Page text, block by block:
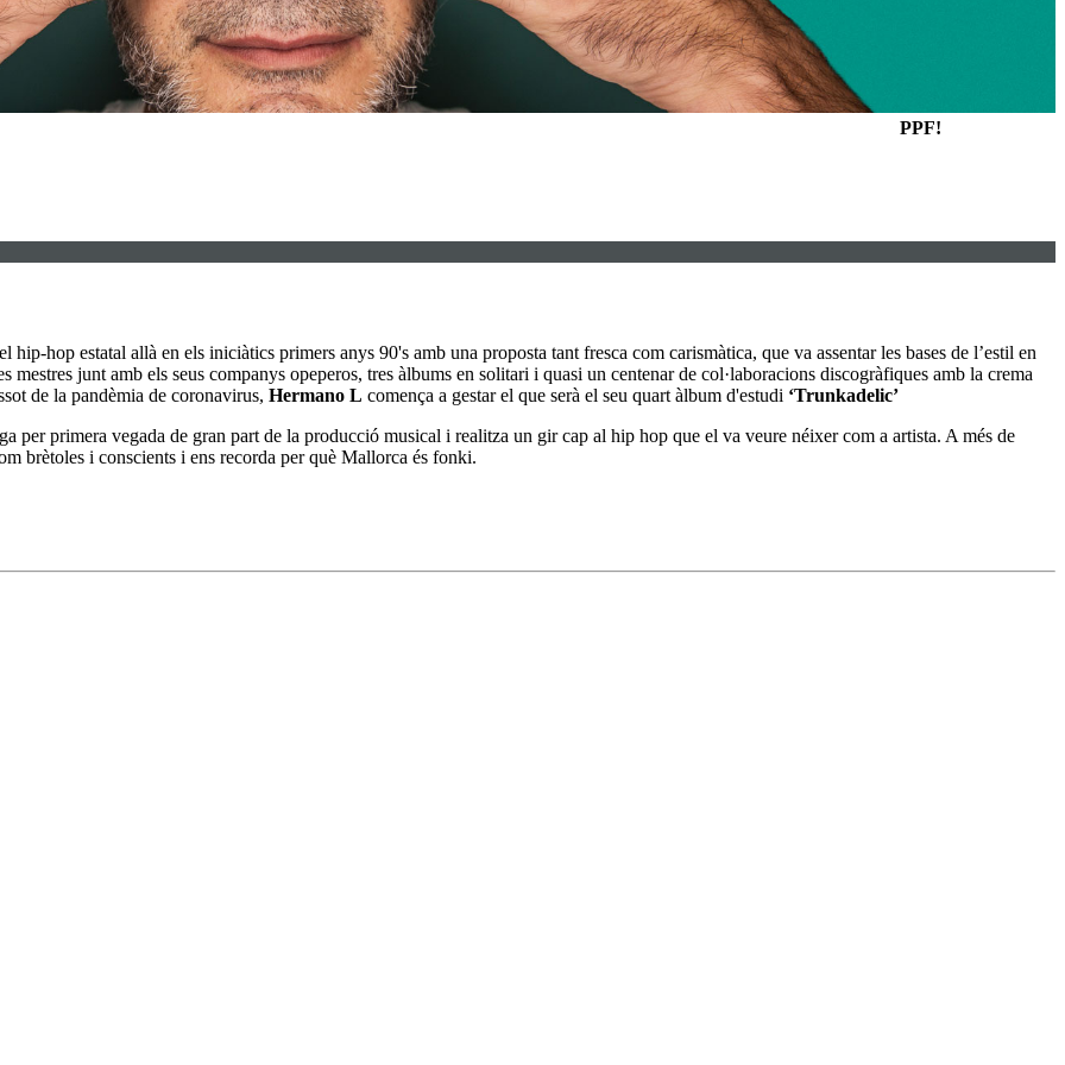
PPF!
hip-hop estatal allà en els iniciàtics primers anys 90's amb una proposta tant fresca com carismàtica, que va assentar les bases de l’estil en
mestres junt amb els seus companys opeperos, tres àlbums en solitari i quasi un centenar de col·laboracions discogràfiques amb la crema
de la pandèmia de coronavirus, Hermano L comença a gestar el que serà el seu quart àlbum d'estudi ‘Trunkadelic’
per primera vegada de gran part de la producció musical i realitza un gir cap al hip hop que el va veure néixer com a artista. A més de
brètoles i conscients i ens recorda per què Mallorca és fonki.